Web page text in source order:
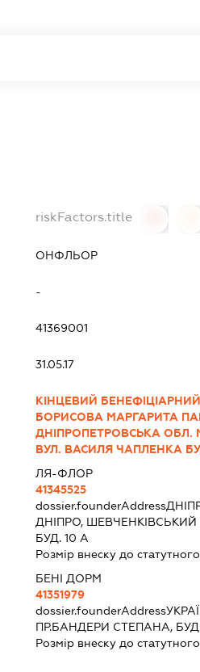
riskFactors.title
ОНФЛЬОР
-
41369001
31.05.17
КІНЦЕВИЙ
БОРИСОВА МАРГАРИТА
ДНІПРОПЕТРОВСЬКА ОБЛ.
ВУЛ. ВАСИЛЯ ЧАПЛЕНКА
ЛЯ-ФЛОР
41345525
dossier.founderAddress
ДНІПРО,
БУД. 10 А
Розмір внеску до
БЕНІ ДОРМ
41351979
dossier.founderAddress
ПР.БАНДЕРИ СТЕПАНА,
Розмір внеску до